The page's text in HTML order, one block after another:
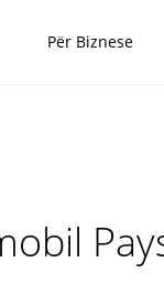
Për Biznese